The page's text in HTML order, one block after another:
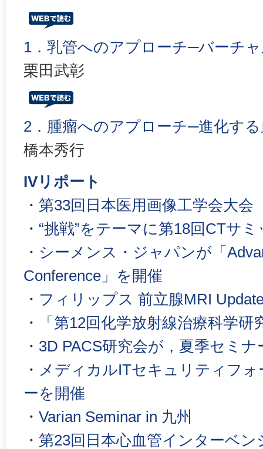
1．乳管へのアプローチ─バーチ
栗田武彰
2．腫瘤へのアプローチ─進化す
橋本秀行
IVリポート
・ 第33回日本医用画像工学会大会
・ “挑戦”をテーマに第18回CTサ
・ シーメンス・ジャパンが「
Conference」を開催
・ フィリップス 前立腺MRI
・
「第12回化学放射線治療科学研
・ 3D PACS研究会が，夏季セミナ
・ メディカルITセキュリティフ
ーを開催
・ Varian Seminar in 九州
・ 第23回日本心血管インターベン